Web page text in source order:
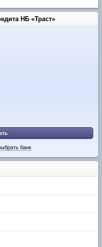
НБ «Траст»
банк